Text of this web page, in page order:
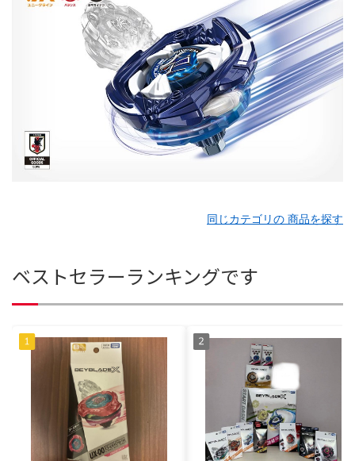
同じカテゴリの 商品を探す
ベストセラーランキングです